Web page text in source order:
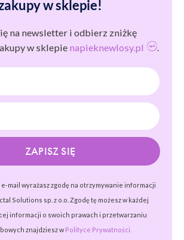
w sklepie!
na newsletter i odbierz zniżkę
w sklepie napieknewlosy.pl .
ZAPISZ SIĘ
mail wyrażasz zgodę na otrzymywanie informacji
Solutions sp. z o.o. Zgodę tę możesz w każdej
informacji o swoich prawach i przetwarzaniu
znajdziesz w Polityce Prywatności.